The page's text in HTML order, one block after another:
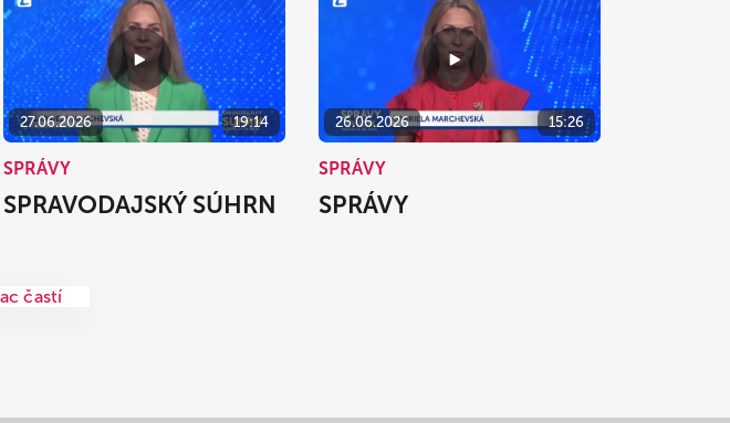
27.06.2026 19:14
SPRÁVY
SPRAVODAJSKÝ SÚHRN
26.06.2026 15:26
SPRÁVY
SPRÁVY
častí